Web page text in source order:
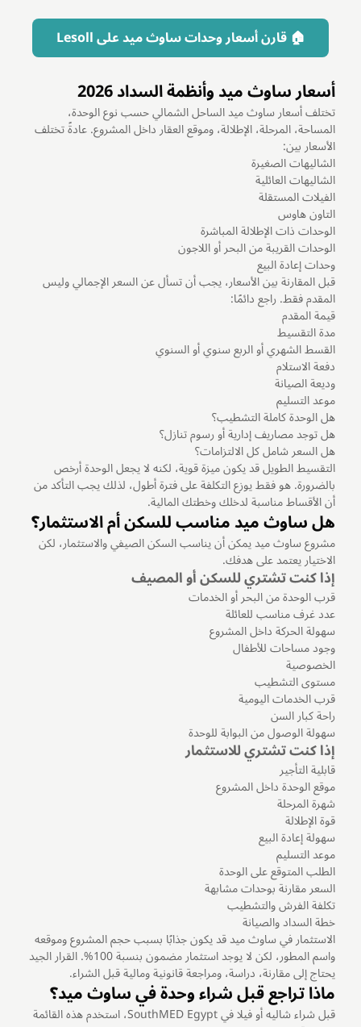
🏠 قارن أسعار وحدات ساوث ميد على Lesoll
أسعار ساوث ميد وأنظمة السداد 2026
تختلف أسعار ساوث ميد الساحل الشمالي حسب نوع الوحدة،
المساحة، المرحلة، الإطلالة، وموقع العقار داخل المشروع. عادةً تختلف
الأسعار بين:
الشاليهات الصغيرة
الشاليهات العائلية
الفيلات المستقلة
التاون هاوس
الوحدات ذات الإطلالة المباشرة
الوحدات القريبة من البحر أو اللاجون
وحدات إعادة البيع
قبل المقارنة بين الأسعار، يجب أن تسأل عن السعر الإجمالي وليس
المقدم فقط. راجع دائمًا:
قيمة المقدم
مدة التقسيط
القسط الشهري أو الربع سنوي أو السنوي
دفعة الاستلام
وديعة الصيانة
موعد التسليم
هل الوحدة كاملة التشطيب؟
هل توجد مصاريف إدارية أو رسوم تنازل؟
هل السعر شامل كل الالتزامات؟
التقسيط الطويل قد يكون ميزة قوية، لكنه لا يجعل الوحدة أرخص
بالضرورة. هو فقط يوزع التكلفة على فترة أطول، لذلك يجب التأكد من
أن الأقساط مناسبة لدخلك وخطتك المالية.
هل ساوث ميد مناسب للسكن أم الاستثمار؟
مشروع ساوث ميد يمكن أن يناسب السكن الصيفي والاستثمار، لكن
الاختيار يعتمد على هدفك.
إذا كنت تشتري للسكن أو المصيف
قرب الوحدة من البحر أو الخدمات
عدد غرف مناسب للعائلة
سهولة الحركة داخل المشروع
وجود مساحات للأطفال
الخصوصية
مستوى التشطيب
قرب الخدمات اليومية
راحة كبار السن
سهولة الوصول من البوابة للوحدة
إذا كنت تشتري للاستثمار
قابلية التأجير
موقع الوحدة داخل المشروع
شهرة المرحلة
قوة الإطلالة
سهولة إعادة البيع
موعد التسليم
الطلب المتوقع على الوحدة
السعر مقارنة بوحدات مشابهة
تكلفة الفرش والتشطيب
خطة السداد والصيانة
الاستثمار في ساوث ميد قد يكون جذابًا بسبب حجم المشروع وموقعه
واسم المطور، لكن لا يوجد استثمار مضمون بنسبة 100%. القرار الجيد
يحتاج إلى مقارنة، دراسة، ومراجعة قانونية ومالية قبل الشراء.
ماذا تراجع قبل شراء وحدة في ساوث ميد؟
قبل شراء شاليه أو فيلا في SouthMED Egypt، استخدم هذه القائمة